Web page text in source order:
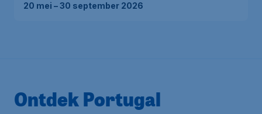
20 mei – 30 september 2026
Ontdek Portugal